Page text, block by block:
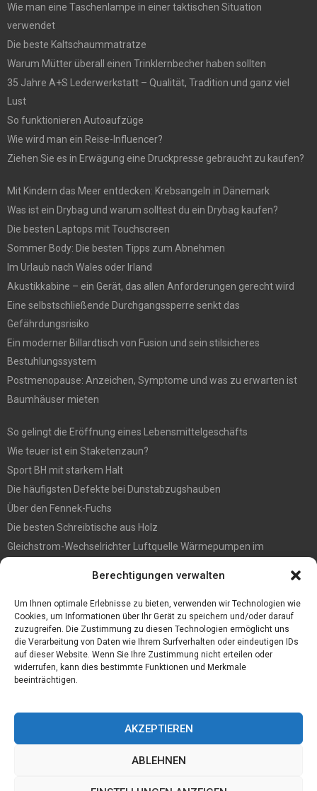
Berechtigungen verwalten
Um Ihnen optimale Erlebnisse zu bieten, verwenden wir Technologien wie
Cookies, um Informationen über Ihr Gerät zu speichern und/oder darauf
zuzugreifen. Die Zustimmung zu diesen Technologien ermöglicht uns
die Verarbeitung von Daten wie Ihrem Surfverhalten oder eindeutigen IDs
auf dieser Website. Wenn Sie Ihre Zustimmung nicht erteilen oder
widerrufen, kann dies bestimmte Funktionen und Merkmale
beeinträchtigen.
AKZEPTIEREN
ABLEHNEN
Wie man eine Taschenlampe in einer taktischen Situation
verwendet
Die beste Kaltschaummatratze
Warum Mütter überall einen Trinklernbecher haben sollten
35 Jahre A+S Lederwerkstatt – Qualität, Tradition und ganz viel
Lust
So funktionieren Autoaufzüge
Wie wird man ein Reise-Influencer?
Ziehen Sie es in Erwägung eine Druckpresse gebraucht zu kaufen?
Mit Kindern das Meer entdecken: Krebsangeln in Dänemark
Was ist ein Drybag und warum solltest du ein Drybag kaufen?
Die besten Laptops mit Touchscreen
Sommer Body: Die besten Tipps zum Abnehmen
Im Urlaub nach Wales oder Irland
Akustikkabine – ein Gerät, das allen Anforderungen gerecht wird
Eine selbstschließende Durchgangssperre senkt das
Gefährdungsrisiko
Ein moderner Billardtisch von Fusion und sein stilsicheres
Bestuhlungssystem
Postmenopause: Anzeichen, Symptome und was zu erwarten ist
Baumhäuser mieten
So gelingt die Eröffnung eines Lebensmittelgeschäfts
Wie teuer ist ein Staketenzaun?
Sport BH mit starkem Halt
Die häufigsten Defekte bei Dunstabzugshauben
Über den Fennek-Fuchs
Die besten Schreibtische aus Holz
Gleichstrom-Wechselrichter Luftquelle Wärmepumpen im
Befall vorbeugen? So werden Sie Holzwürmer los
Ein Convoi Exceptionnel gehört in fachkundige Hände